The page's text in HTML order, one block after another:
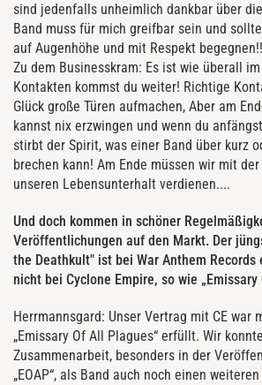
sind jedenfalls unheimlich dankbar über
Band muss für mich greifbar sein und
auf Augenhöhe und mit Respekt
Zu dem Businesskram: Es ist wie überall
Kontakten kommst du weiter! Richtige
Glück große Türen aufmachen, Aber am
kannst nix erzwingen und wenn du
stirbt der Spirit, was einer Band über kurz
brechen kann! Am Ende müssen wir mit
unseren Lebensunterhalt verdienen....
Und doch kommen in schöner
Veröffentlichungen auf den Markt. Der
the Deathkult" ist bei War Anthem Records
nicht bei Cyclone Empire, so wie
Herrmannsgard: Unser Vertrag mit CE war
„Emissary Of All Plagues“ erfüllt. Wir
Zusammenarbeit, besonders in der
„EOAP“, als Band auch noch einen